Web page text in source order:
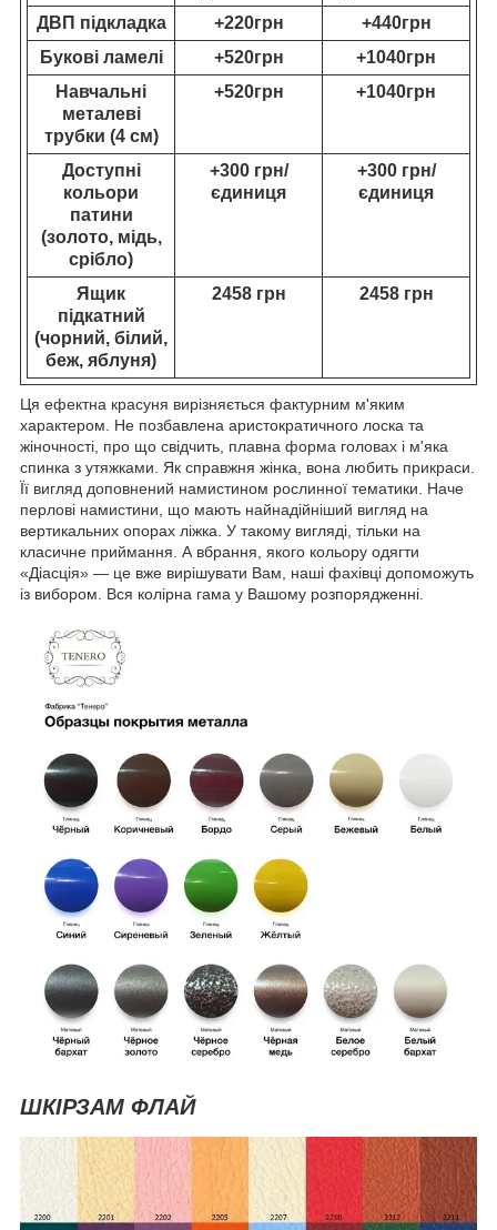
ДВП підкладка
+220грн
+440грн
Букові ламелі
+520грн
+1040грн
Навчальні
металеві
трубки (4 см)
+520грн +1040грн
Доступні
кольори
патини
(золото, мідь,
срібло)
+300 грн/
єдиниця
+300 грн/
єдиниця
Ящик
підкатний
(чорний, білий,
беж, яблуня)
2458 грн 2458 грн
Ця ефектна красуня вирізняється фактурним м'яким
характером. Не позбавлена аристократичного лоска та
жіночності, про що свідчить, плавна форма головах і м'яка
спинка з утяжками. Як справжня жінка, вона любить прикраси.
Її вигляд доповнений намистином рослинної тематики. Наче
перлові намистини, що мають найнадійніший вигляд на
вертикальних опорах ліжка. У такому вигляді, тільки на
класичне приймання. А вбрання, якого кольору одягти
«Діасція» — це вже вирішувати Вам, наші фахівці допоможуть
із вибором. Вся колірна гама у Вашому розпорядженні.
ШКІРЗАМ ФЛАЙ